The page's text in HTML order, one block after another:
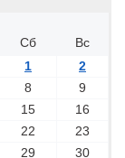
Сб
Вс
1
2
8
9
15
16
22
23
29 30